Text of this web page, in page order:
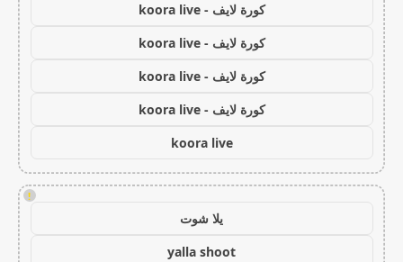
كورة لايف - koora live
كورة لايف - koora live
كورة لايف - koora live
كورة لايف - koora live
koora live
!
يلا شوت
yalla shoot